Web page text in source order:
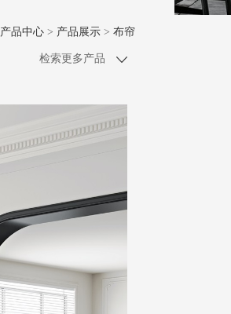
产品中心 > 产品展示 > 布帘
检索更多产品